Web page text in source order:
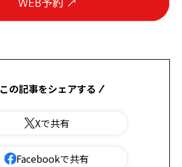
この記事をシェアする
Xで共有
Facebookで共有